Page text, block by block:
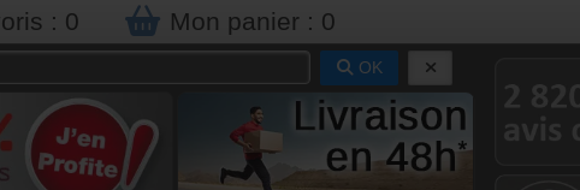
: 0 Mon panier : 0
OK